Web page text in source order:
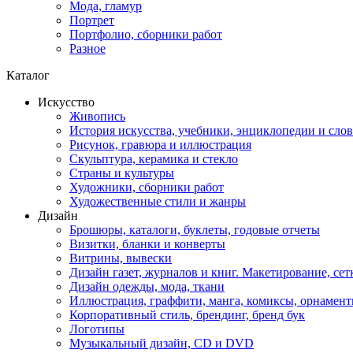
Мода, гламур
Портрет
Портфолио, сборники работ
Разное
Каталог
Искусство
Живопись
История искусства, учебники, энциклопедии и
Рисунок, гравюра и иллюстрация
Скульптура, керамика и стекло
Страны и культуры
Художники, сборники работ
Художественные стили и жанры
Дизайн
Брошюры, каталоги, буклеты, годовые отчеты
Визитки, бланки и конверты
Витрины, вывески
Дизайн газет, журналов и книг. Макетирование,
Дизайн одежды, мода, ткани
Иллюстрация, граффити, манга, комиксы,
Корпоративный стиль, брендинг, бренд бук
Логотипы
Музыкальный дизайн, СD и DVD